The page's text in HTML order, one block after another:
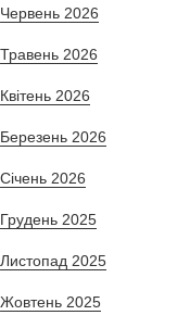
Червень 2026
Травень 2026
Квітень 2026
Березень 2026
Січень 2026
Грудень 2025
Листопад 2025
Жовтень 2025